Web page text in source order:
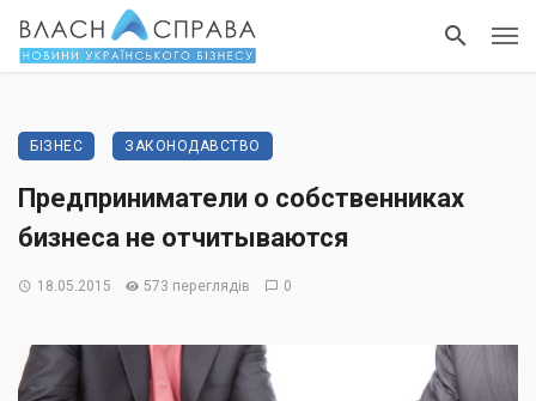
БІЗНЕС ЗАКОНОДАВСТВО
Предприниматели о собственниках
бизнеса не отчитываются
18.05.2015 573 переглядів 0